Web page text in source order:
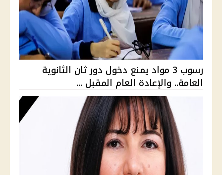
رسوب 3 مواد يمنع دخول دور ثان الثانوية
العامة.. والإعادة العام المقبل ...